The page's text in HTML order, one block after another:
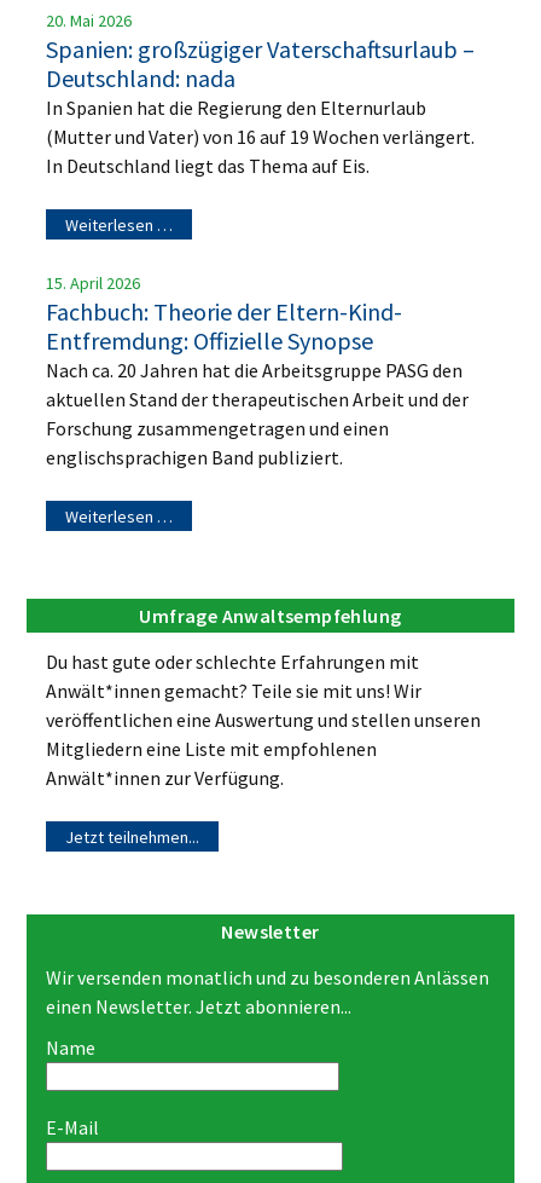
20. Mai 2026
Spanien: großzügiger Vaterschaftsurlaub –
Deutschland: nada
In Spanien hat die Regierung den Elternurlaub
(Mutter und Vater) von 16 auf 19 Wochen verlängert.
In Deutschland liegt das Thema auf Eis.
Weiterlesen …
15. April 2026
Fachbuch: Theorie der Eltern-Kind-
Entfremdung: Offizielle Synopse
Nach ca. 20 Jahren hat die Arbeitsgruppe PASG den
aktuellen Stand der therapeutischen Arbeit und der
Forschung zusammengetragen und einen
englischsprachigen Band publiziert.
Weiterlesen …
Umfrage Anwaltsempfehlung
Du hast gute oder schlechte Erfahrungen mit
Anwält*innen gemacht? Teile sie mit uns! Wir
veröffentlichen eine Auswertung und stellen unseren
Mitgliedern eine Liste mit empfohlenen
Anwält*innen zur Verfügung.
Jetzt teilnehmen...
Newsletter
Wir versenden monatlich und zu besonderen Anlässen
einen Newsletter. Jetzt abonnieren...
Name
E-Mail